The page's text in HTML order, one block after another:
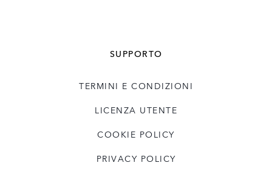
SUPPORTO
TERMINI E CONDIZIONI
LICENZA UTENTE
COOKIE POLICY
PRIVACY POLICY